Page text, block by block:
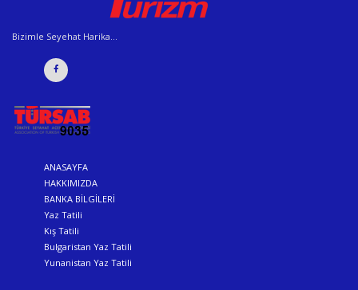
Bizimle Seyehat Harika...
ANASAYFA
HAKKIMIZDA
BANKA BİLGİLERİ
Yaz Tatili
Kış Tatili
Bulgaristan Yaz Tatili
Yunanistan Yaz Tatili